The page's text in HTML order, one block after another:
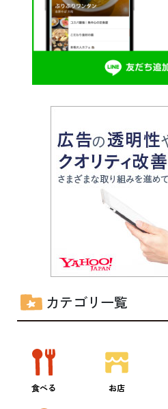
カテゴリ一覧
食べる お店